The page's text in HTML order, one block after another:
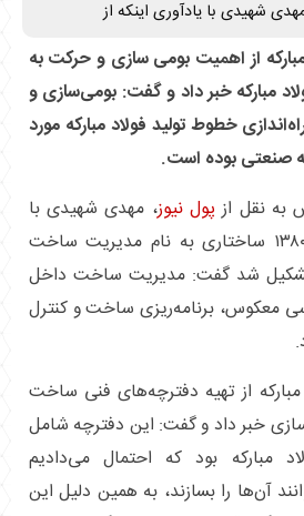
شهیدی با یادآوری اینکه از
از اهمیت بومی سازی و حرکت به
مبارکه خبر داد و گفت: بومی‌سازی و
خطوط تولید فولاد مبارکه مورد
صنعتی بوده است.
به نقل ازپول نیوز، مهدی شهیدی با
یادآوری اینکه از سال ۱۳۸۰ ساختاری به نام مدیریت ساخت
تشکیل شد گفت: مدیریت ساخت داخل
برنامه‌ریزی ساخت و کنترل
از تهیه دفترچه‌های فنی ساخت
خبر داد و گفت: این دفترچه شامل
مبارکه بود که احتمال می‌دادیم
آن‌ها را بسازند، به همین دلیل این